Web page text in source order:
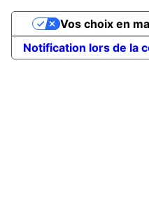
Notification lors de la
Vos choix en